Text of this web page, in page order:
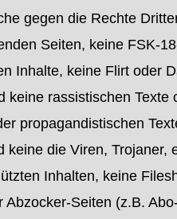
gegen die Rechte
Seiten, keine FSK-
Inhalte, keine Flirt oder
keine rassistischen Texte
propagandistischen
die Viren, Trojaner,
Inhalten, keine
Seiten (z.B.